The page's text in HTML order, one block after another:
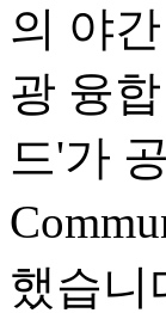
의 야
광 융
드'가
했습니